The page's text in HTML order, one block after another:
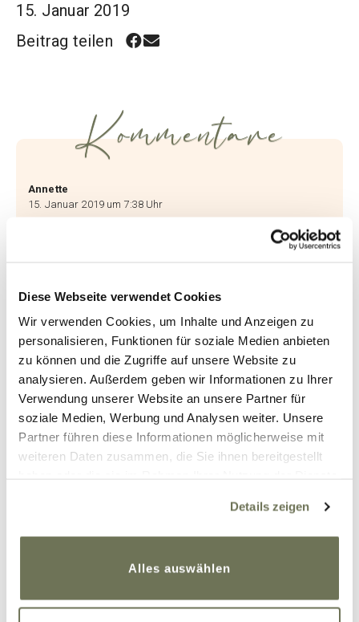
Diese Webseite verwendet Cookies
Wir verwenden Cookies, um Inhalte und Anzeigen zu
personalisieren, Funktionen für soziale Medien anbieten
zu können und die Zugriffe auf unsere Website zu
analysieren. Außerdem geben wir Informationen zu Ihrer
Verwendung unserer Website an unsere Partner für
soziale Medien, Werbung und Analysen weiter. Unsere
Partner führen diese Informationen möglicherweise mit
weiteren Daten zusammen, die Sie ihnen bereitgestellt
Cookies, wenn Sie unsere Webseite weiterhin nutzen.
Weitere Informationen finden Sie in unserer
Details zeigen
Alles auswählen
15. Januar 2019
Beitrag teilen
Kommentare
Annette
15. Januar 2019 um 7:38 Uhr
Wow. Sehr coole Stylings! Ja das Waschen
von Kompresionskleidung im Hotel. Eines
hast Recht. Kopf hoch und weiter gehts.
Nelly
15. Januar 2019 um 8:23 Uhr
Sehr schöner Bericht! Ich liebe es auch im
Hotel Strümpfe zu waschen…Noch lustiger
ist das waschen und aufhängen an Bord